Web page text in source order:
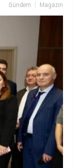
Gündem Magazin